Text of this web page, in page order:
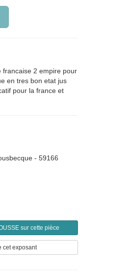
francaise 2 empire pour
en tres bon etat jus
pour la france et
- 59166
sur cette pièce
cet exposant